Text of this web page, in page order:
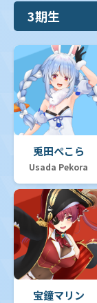
3期生
兎田ぺこら
Usada Pekora
宝鐘マリン